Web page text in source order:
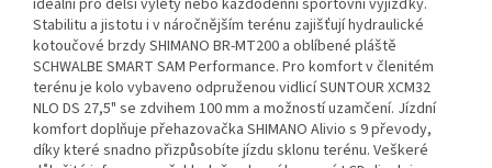
ideální pro delší výlety nebo každodenní sportovní vyjížďky.
Stabilitu a jistotu i v náročnějším terénu zajišťují hydraulické
kotoučové brzdy SHIMANO BR-MT200 a oblíbené pláště
SCHWALBE SMART SAM Performance. Pro komfort v členitém
terénu je kolo vybaveno odpruženou vidlicí SUNTOUR XCM32
NLO DS 27,5" se zdvihem 100 mm a možností uzamčení. Jízdní
komfort doplňuje přehazovačka SHIMANO Alivio s 9 převody,
díky které snadno přizpůsobíte jízdu sklonu terénu. Veškeré